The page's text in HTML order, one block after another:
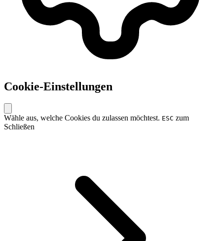
Cookie-Einstellungen
Wähle aus, welche Cookies du zulassen möchtest. ESC zum
Schließen